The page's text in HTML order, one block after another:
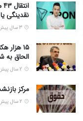
نقدینگی
۱۵
الحاق به
مرکز